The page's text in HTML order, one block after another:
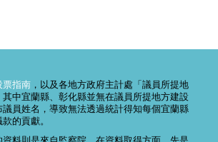
票指南 ，以及各地方政府主計處「議員所提地
中宜蘭縣、彰化縣並無在議員所提地方建設
員姓名，導致無法透過統計得知每個宜蘭縣
的貢獻。